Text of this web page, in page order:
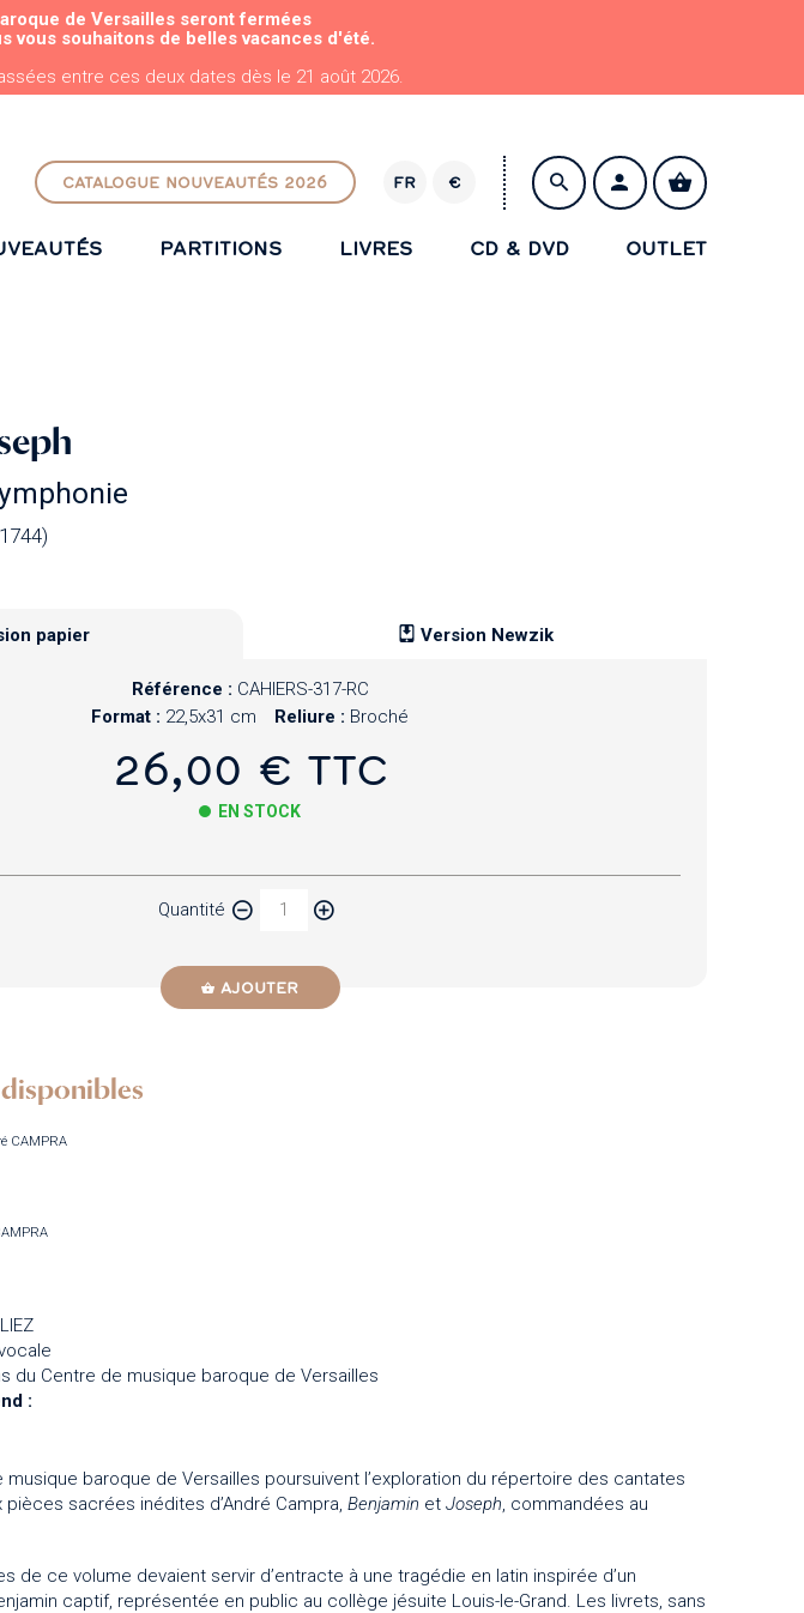
PRINCIPAL
de Versailles seront fermées
vous souhaitons de belles vacances d'été.
entre ces deux dates dès le 21 août 2026.
CATALOGUE NOUVEAUTÉS 2026 FR
R
€
PARTITIONS LIVRES CD & DVD OUTLET
papier Version Newzik
Référence : CAHIERS-317-RC
Format : 22,5x31 cm Reliure : Broché
26,00 € TTC
EN STOCK
Quantité
AJOUTER
CAMPRA
du Centre de musique baroque de Versailles
:
baroque de Versailles poursuivent l’exploration du répertoire des cantates
sacrées inédites d’André Campra, Benjamin et Joseph , commandées au
de ce volume devaient servir d’entracte à une tragédie en latin inspirée d’un
captif, représentée en public au collège jésuite Louis-le-Grand. Les livrets, sans